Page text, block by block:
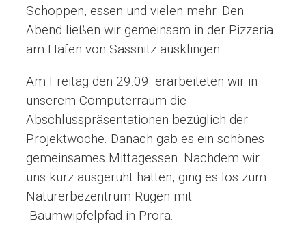
Schoppen, essen und vielen mehr. Den
Abend ließen wir gemeinsam in der Pizzeria
am Hafen von Sassnitz ausklingen.
Am Freitag den 29.09. erarbeiteten wir in
unserem Computerraum die
Abschlusspräsentationen bezüglich der
Projektwoche. Danach gab es ein schönes
gemeinsames Mittagessen. Nachdem wir
uns kurz ausgeruht hatten, ging es los zum
Naturerbezentrum Rügen mit
Baumwipfelpfad in Prora.